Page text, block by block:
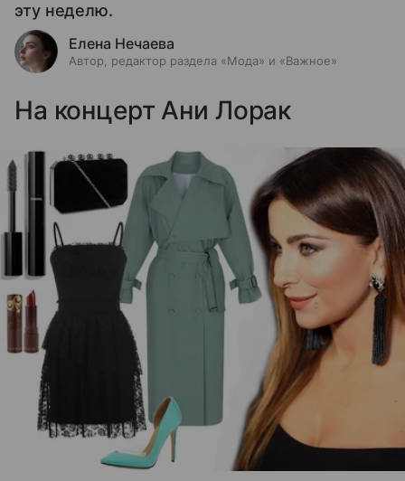
эту неделю.
Елена Нечаева
Автор, редактор раздела «Мода» и «Важное»
На концерт Ани Лорак